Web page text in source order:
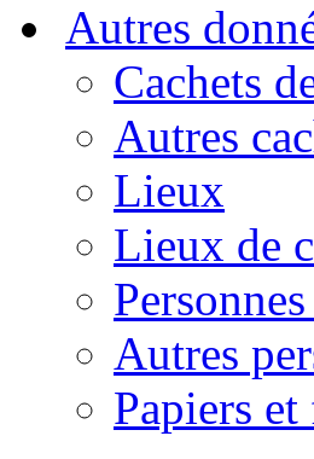
Autres
Cachets
Autres
Lieux
Lieux de
Autres
Papiers